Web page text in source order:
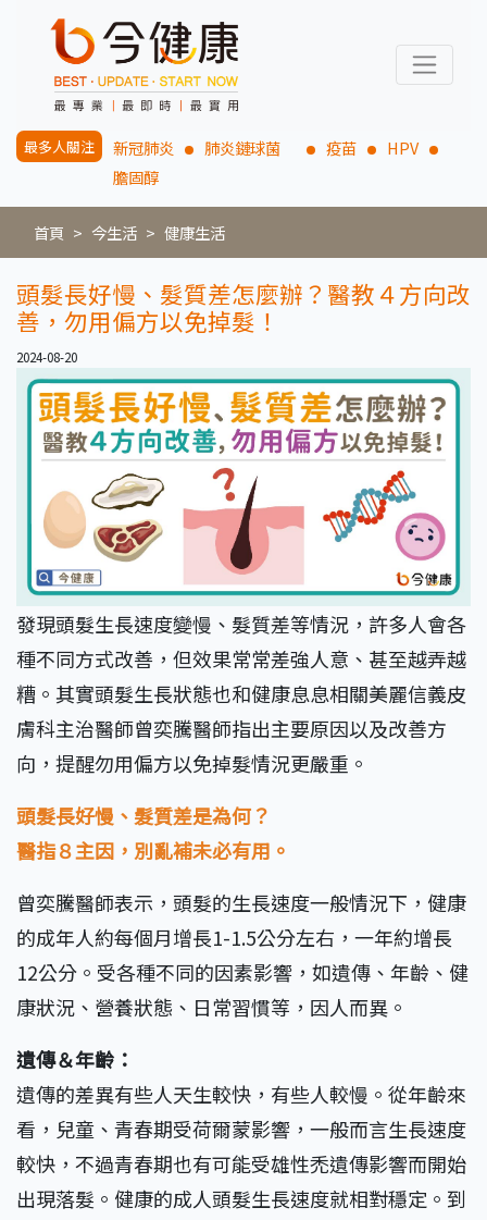
最多人關注 新冠肺炎 肺炎鏈球菌 疫苗
HPV
膽固醇
首頁 今生活 健康生活
頭髮長好慢、髮質差怎麼辦？醫教４方向改
善，勿用偏方以免掉髮！
2024-08-20
發現頭髮生長速度變慢、髮質差等情況，許多人會各
種不同方式改善，但效果常常差強人意、甚至越弄越
糟。其實頭髮生長狀態也和健康息息相關美麗信義皮
膚科主治醫師曾奕騰醫師指出主要原因以及改善方
向，提醒勿用偏方以免掉髮情況更嚴重。
頭髮長好慢、髮質差是為何？
醫指８主因，別亂補未必有用。
曾奕騰醫師表示，頭髮的生長速度一般情況下，健康
的成年人約每個月增長1-1.5公分左右，一年約增長
12公分。受各種不同的因素影響，如遺傳、年齡、健
康狀況、營養狀態、日常習慣等，因人而異。
遺傳＆年齡：
遺傳的差異有些人天生較快，有些人較慢。從年齡來
看，兒童、青春期受荷爾蒙影響，一般而言生長速度
較快，不過青春期也有可能受雄性禿遺傳影響而開始
出現落髮。健康的成人頭髮生長速度就相對穩定。到